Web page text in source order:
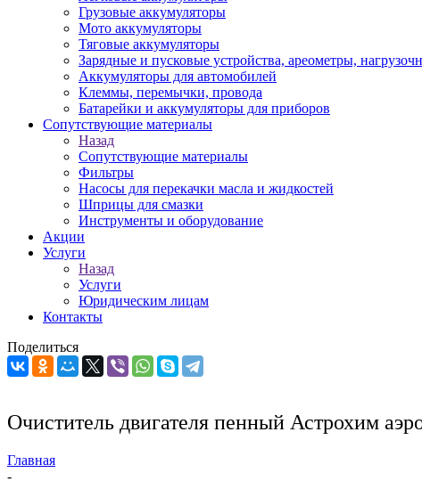
Грузовые аккумуляторы
Мото аккумуляторы
Тяговые аккумуляторы
Зарядные и пусковые устройства, ареометры,
Аккумуляторы для автомобилей
Клеммы, перемычки, провода
Батарейки и аккумуляторы для приборов
Сопутствующие материалы
Назад
Сопутствующие материалы
Фильтры
Насосы для перекачки масла и жидкостей
Шприцы для смазки
Инструменты и оборудование
Акции
Услуги
Назад
Услуги
Юридическим лицам
Контакты
Поделиться
Очиститель двигателя пенный Астрохим
Главная
-